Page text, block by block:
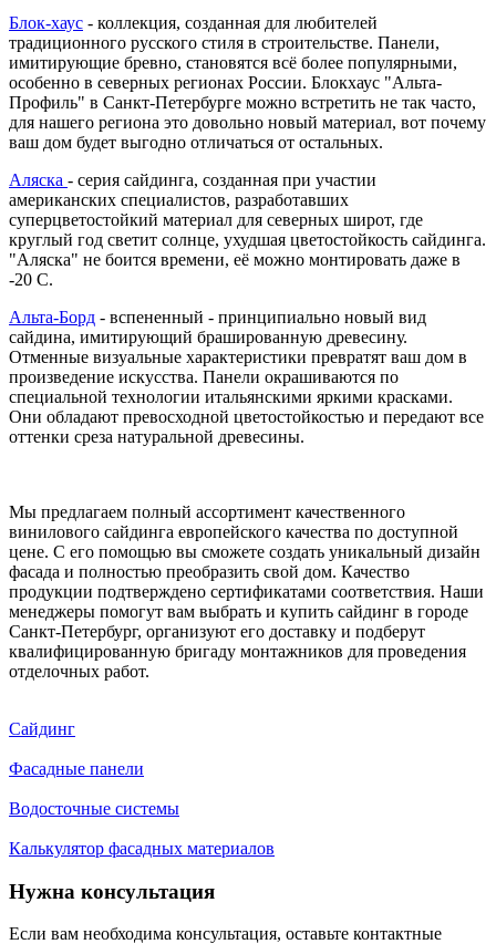
Блок-хаус - коллекция, созданная для любителей
традиционного русского стиля в строительстве. Панели,
имитирующие бревно, становятся всё более популярными,
особенно в северных регионах России. Блокхаус "Альта-
Профиль" в Санкт-Петербурге можно встретить не так часто,
для нашего региона это довольно новый материал, вот почему
ваш дом будет выгодно отличаться от остальных.
Аляска - серия сайдинга, созданная при участии
американских специалистов, разработавших
суперцветостойкий материал для северных широт, где
круглый год светит солнце, ухудшая цветостойкость сайдинга.
"Аляска" не боится времени, её можно монтировать даже в
-20 С.
Альта-Борд - вспененный - принципиально новый вид
сайдина, имитирующий брашированную древесину.
Отменные визуальные характеристики превратят ваш дом в
произведение искусства. Панели окрашиваются по
специальной технологии итальянскими яркими красками.
Они обладают превосходной цветостойкостью и передают все
оттенки среза натуральной древесины.
Мы предлагаем полный ассортимент качественного
винилового сайдинга европейского качества по доступной
цене. С его помощью вы сможете создать уникальный дизайн
фасада и полностью преобразить свой дом. Качество
продукции подтверждено сертификатами соответствия. Наши
менеджеры помогут вам выбрать и купить сайдинг в городе
Санкт-Петербург, организуют его доставку и подберут
квалифицированную бригаду монтажников для проведения
отделочных работ.
Сайдинг
Фасадные панели
Водосточные системы
Калькулятор фасадных материалов
Нужна консультация
Если вам необходима консультация, оставьте контактные